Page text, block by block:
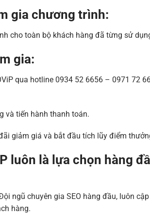
gia chương trình:
cho toàn bộ khách hàng đã từng sử
gia:
qua hotline 0934 52 6656 – 0971 72
và tiến hành thanh toán.
giảm giá và bắt đầu tích lũy điểm
luôn là lựa chọn hàng
ngũ chuyên gia SEO hàng đầu, luôn
hàng.